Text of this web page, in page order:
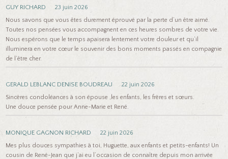
GUY RICHARD
23 juin 2026
Nous savons que vous êtes durement éprouvé par la perte d’un être aimé.
Toutes nos pensées vous accompagnent en ces heures sombres de votre vie.
Nous espérons que le temps apaisera lentement votre douleur et qu’il
illuminera en votre cœur le souvenir des bons moments passés en compagnie
de l’être cher.
GERALD LEBLANC DENISE BOUDREAU
22 juin 2026
Sincères condoléances à son épouse ,les enfants, les frères et sœurs.
Une douce pensée pour Anne-Marie et René.
MONIQUE GAGNON RICHARD
22 juin 2026
Mes plus douces sympathies à toi, Huguette, aux enfants et petits-enfants! Un
cousin de René-Jean que j’ai eu l’occasion de connaître depuis mon arrivée